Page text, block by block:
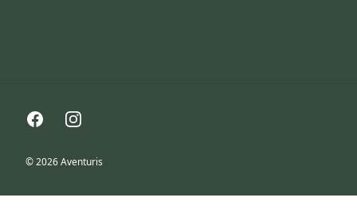
FacebookInstagram
© 2026 Aventuris